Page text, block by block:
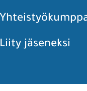
Liity jäseneksi